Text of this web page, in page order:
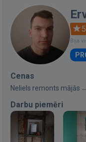
Bija
Cenas
Neliels remonts mājās
Darbu piemēri